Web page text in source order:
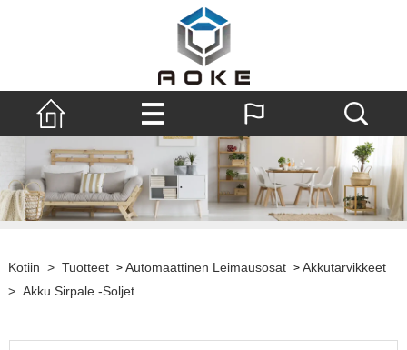
Kotiin > Tuotteet > Automaattinen Leimausosat > Akkutarvikkeet
> Akku Sirpale -soljet